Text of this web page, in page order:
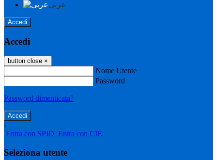
عربى
Accedi
Accedi
button close ×
Nome Utente
Password
Password dimenticata?
-
Entra con SPID Entra con CIE
Seleziona utente